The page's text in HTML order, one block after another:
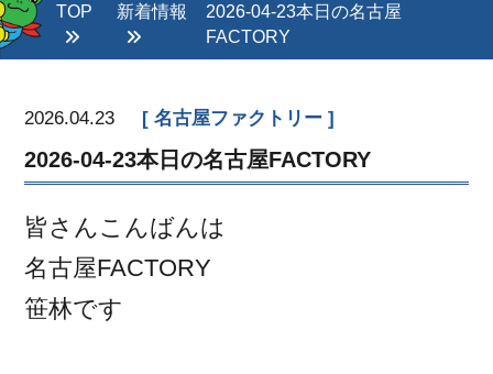
TOP 新着情報
2026-04-23本日の名古屋
FACTORY
2026.04.23 名古屋ファクトリー
2026-04-23本日の名古屋FACTORY
皆さんこんばんは
名古屋FACTORY
笹林です